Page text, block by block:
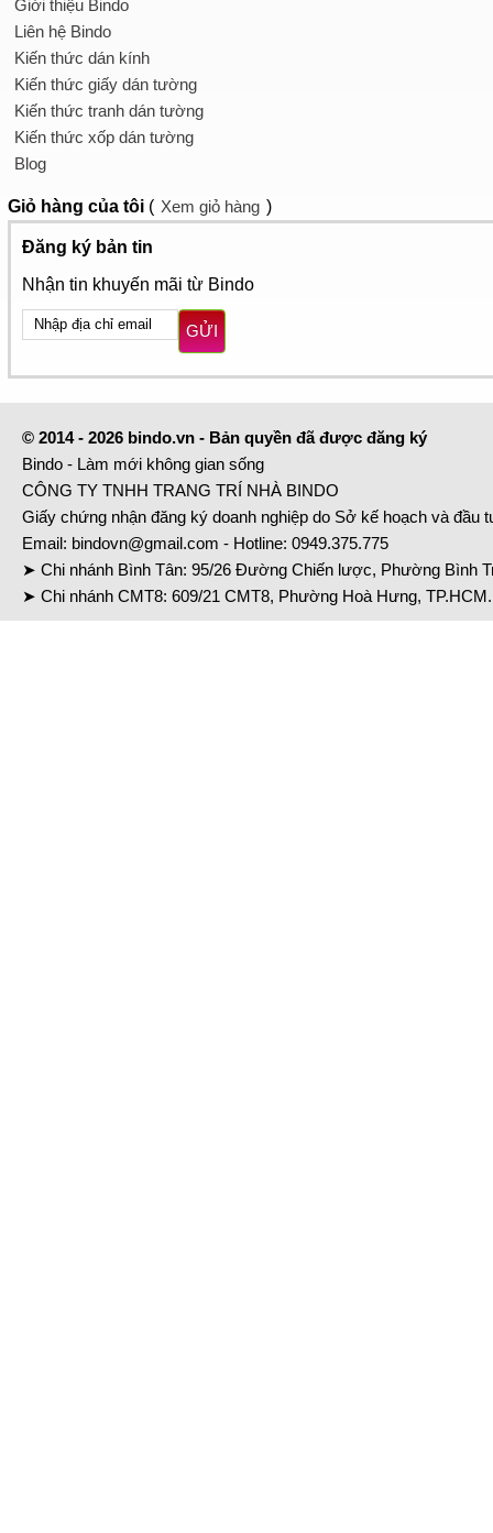
Giới thiệu Bindo
Liên hệ Bindo
Kiến thức dán kính
Kiến thức giấy dán tường
Kiến thức tranh dán tường
Kiến thức xốp dán tường
Blog
Giỏ hàng của tôi ( Xem giỏ hàng )
Đăng ký bản tin
Nhận tin khuyến mãi từ Bindo
GỬI
© 2014 - 2026 bindo.vn - Bản quyền đã được đăng ký
Bindo - Làm mới không gian sống
CÔNG TY TNHH TRANG TRÍ NHÀ BINDO
Giấy chứng nhận đăng ký doanh nghiệp do Sở kế hoạch và đầu
Email: bindovn@gmail.com - Hotline: 0949.375.775
➤ Chi nhánh Bình Tân: 95/26 Đường Chiến lược, Phường Bình
➤ Chi nhánh CMT8: 609/21 CMT8, Phường Hoà Hưng,